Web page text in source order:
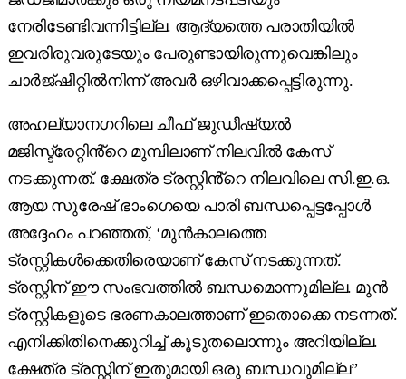
നേരിടേണ്ടിവന്നിട്ടില്ല. ആദ്യത്തെ പരാതിയിൽ
ഇവരിരുവരുടേയും പേരുണ്ടായിരുന്നുവെങ്കിലും
ചാർജ്ഷീറ്റിൽനിന്ന് അവർ ഒഴിവാക്കപ്പെട്ടിരുന്നു.
അഹല്യാനഗറിലെ ചീഫ് ജുഡീഷ്യൽ
മജിസ്ട്രേറ്റിൻ്റെ മുമ്പിലാണ് നിലവിൽ കേസ്
നടക്കുന്നത്. ക്ഷേത്ര ട്രസ്റ്റിൻ്റെ നിലവിലെ സി.ഇ.ഒ.
ആയ സുരേഷ് ഭാംഗെയെ പാരി ബന്ധപ്പെട്ടപ്പോൾ
അദ്ദേഹം പറഞ്ഞത്, ‘മുൻകാലത്തെ
ട്രസ്റ്റികൾക്കെതിരെയാണ് കേസ് നടക്കുന്നത്.
ട്രസ്റ്റിന് ഈ സംഭവത്തിൽ ബന്ധമൊന്നുമില്ല. മുൻ
ട്രസ്റ്റികളുടെ ഭരണകാലത്താണ് ഇതൊക്കെ നടന്നത്.
എനിക്കിതിനെക്കുറിച്ച് കൂടുതലൊന്നും അറിയില്ല.
ക്ഷേത്ര ട്രസ്റ്റിന് ഇതുമായി ഒരു ബന്ധവുമില്ല”